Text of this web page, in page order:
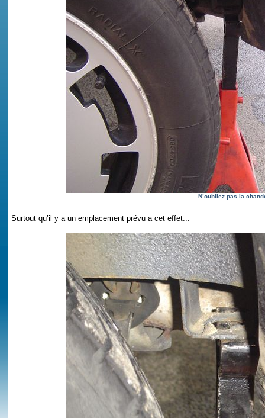
N’oubliez pas la
Surtout qu’il y a un emplacement prévu a cet effet...